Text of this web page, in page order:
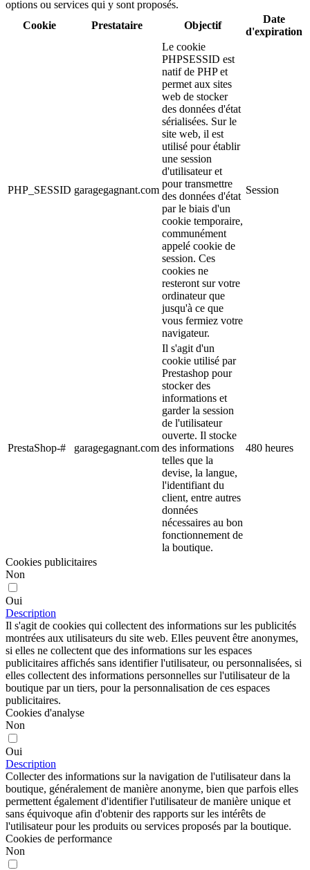
(2 avis)
options ou services qui y sont proposés.
Cookie
Prestataire Objectif
Date
d'expiration
PHP_SESSID garagegagnant.com
Le cookie
PHPSESSID est
natif de PHP et
permet aux sites
web de stocker
des données d'état
sérialisées. Sur le
site web, il est
utilisé pour établir
une session
d'utilisateur et
pour transmettre
des données d'état
par le biais d'un
cookie temporaire,
communément
appelé cookie de
session. Ces
cookies ne
resteront sur votre
ordinateur que
jusqu'à ce que
vous fermiez votre
navigateur.
Session
PrestaShop-# garagegagnant.com
Il s'agit d'un
cookie utilisé par
Prestashop pour
stocker des
informations et
garder la session
de l'utilisateur
ouverte. Il stocke
des informations
telles que la
devise, la langue,
l'identifiant du
client, entre autres
données
nécessaires au bon
fonctionnement de
la boutique.
480 heures
Cookies publicitaires
Non
Oui
Description
Il s'agit de cookies qui collectent des informations sur les publicités
montrées aux utilisateurs du site web. Elles peuvent être anonymes,
si elles ne collectent que des informations sur les espaces
publicitaires affichés sans identifier l'utilisateur, ou personnalisées, si
elles collectent des informations personnelles sur l'utilisateur de la
boutique par un tiers, pour la personnalisation de ces espaces
publicitaires.
Cookies d'analyse
Non
Oui
Description
Collecter des informations sur la navigation de l'utilisateur dans la
boutique, généralement de manière anonyme, bien que parfois elles
permettent également d'identifier l'utilisateur de manière unique et
sans équivoque afin d'obtenir des rapports sur les intérêts de
l'utilisateur pour les produits ou services proposés par la boutique.
Cookies de performance
Non